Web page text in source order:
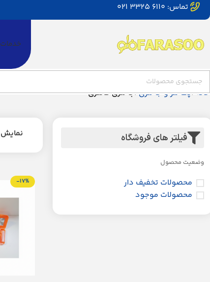
تماس: 6110 3325 021
خدمات
خانه پک لنز و جا لنزی جا لنزی فانتزی
فیلتر های فروشگاه
وضعیت محصول
محصولات تخفیف دار
محصولات موجود
نمایش
-17%